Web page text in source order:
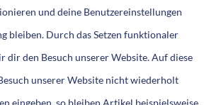
und deine Benutzereinstellungen
bleiben. Durch das Setzen funktionaler
dir den Besuch unserer Website. Auf diese
unserer Website nicht wiederholt
eingeben, so bleiben Artikel beispielsweise